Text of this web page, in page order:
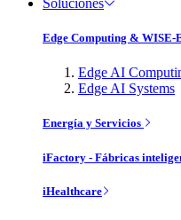
Soluciones
Edge Computing & WISE-
Edge AI
Edge AI Systems
Energía y Servicios
iFactory - Fábricas
iHealthcare